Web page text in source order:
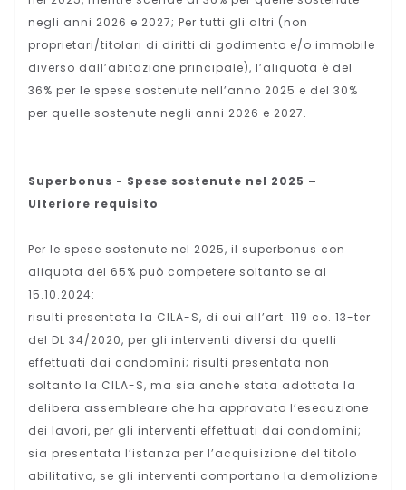
negli anni 2026 e 2027; Per tutti gli altri (non
proprietari/titolari di diritti di godimento e/o immobile
diverso dall’abitazione principale), l’aliquota è del
36% per le spese sostenute nell’anno 2025 e del 30%
per quelle sostenute negli anni 2026 e 2027.
Superbonus - Spese sostenute nel 2025 –
Ulteriore requisito
Per le spese sostenute nel 2025, il superbonus con
aliquota del 65% può competere soltanto se al
15.10.2024:
risulti presentata la CILA-S, di cui all’art. 119 co. 13-ter
del DL 34/2020, per gli interventi diversi da quelli
effettuati dai condomìni; risulti presentata non
soltanto la CILA-S, ma sia anche stata adottata la
delibera assembleare che ha approvato l’esecuzione
dei lavori, per gli interventi effettuati dai condomìni;
sia presentata l’istanza per l’acquisizione del titolo
abilitativo, se gli interventi comportano la demolizione